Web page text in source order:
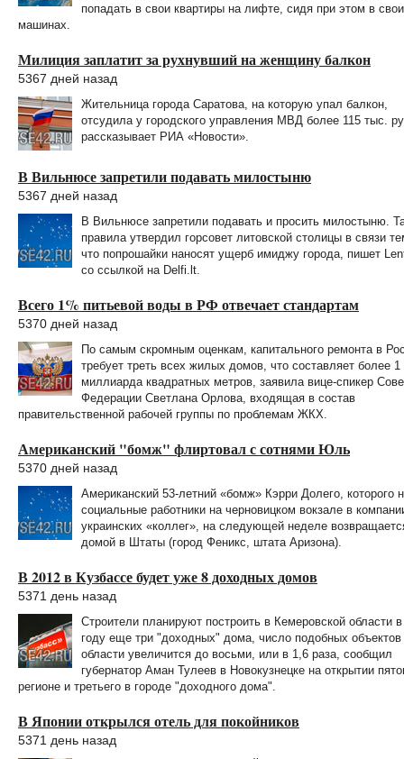
попадать в свои квартиры на лифте, сидя при этом в
машинах.
Милиция заплатит за рухнувший на женщину балкон
5367 дней назад
Жительница города Саратова, на которую упал балкон,
отсудила у городского управления МВД более 115 тыс.
рассказывает РИА «Новости».
В Вильнюсе запретили подавать милостыню
5367 дней назад
В Вильнюсе запретили подавать и просить милостыню.
правила утвердил горсовет литовской столицы в связи
что попрошайки наносят ущерб имиджу города, пишет
со ссылкой на Delfi.lt.
Всего 1% питьевой воды в РФ отвечает стандартам
5370 дней назад
По самым скромным оценкам, капитального ремонта в
требует треть всех жилых домов, что составляет более 1
миллиарда квадратных метров, заявила вице-спикер
Федерации Светлана Орлова, входящая в состав
правительственной рабочей группы по проблемам ЖКХ.
Американский "бомж" флиртовал с сотнями Юль
5370 дней назад
Американский 53-летний «бомж» Кэрри Долего, которого
социальные работники на черновицком вокзале в
украинских «коллег», на следующей неделе
домой в Штаты (город Феникс, штата Аризона).
В 2012 в Кузбассе будет уже 8 доходных домов
5371 день назад
Строители планируют построить в Кемеровской области
году еще три "доходных" дома, число подобных объектов
области увеличится до восьми, или в 1,6 раза, сообщил
губернатор Аман Тулеев в Новокузнецке на открытии
регионе и третьего в городе "доходного дома".
В Японии открылся отель для покойников
5371 день назад